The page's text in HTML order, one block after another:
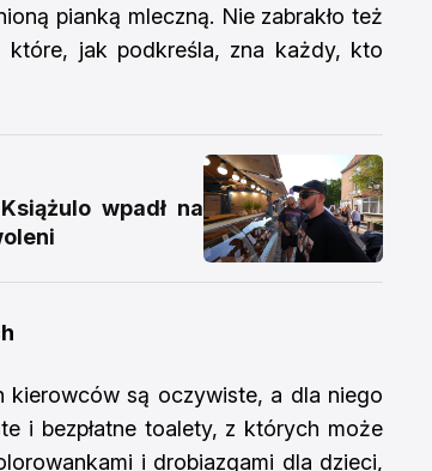
pianką mleczną. Nie zabrakło też
jak podkreśla, zna każdy, kto
wpadł na
kierowców są oczywiste, a dla niego
i bezpłatne toalety, z których może
i drobiazgami dla dzieci,